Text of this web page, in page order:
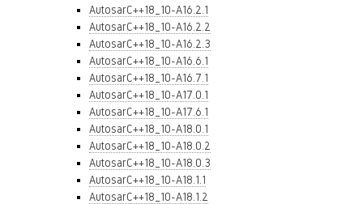
AutosarC++18_10-A16.2.1
AutosarC++18_10-A16.2.2
AutosarC++18_10-A16.2.3
AutosarC++18_10-A16.6.1
AutosarC++18_10-A16.7.1
AutosarC++18_10-A17.0.1
AutosarC++18_10-A17.6.1
AutosarC++18_10-A18.0.1
AutosarC++18_10-A18.0.2
AutosarC++18_10-A18.0.3
AutosarC++18_10-A18.1.1
AutosarC++18_10-A18.1.2